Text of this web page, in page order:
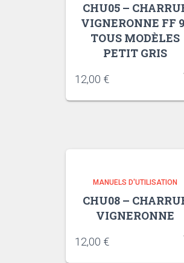
CHU05 –
VIGNERONNE FF
TOUS MODÈLES
PETIT GRIS
12,00 €
MANUELS D'UTILISATION
CHU08 –
VIGNERONNE
12,00 €